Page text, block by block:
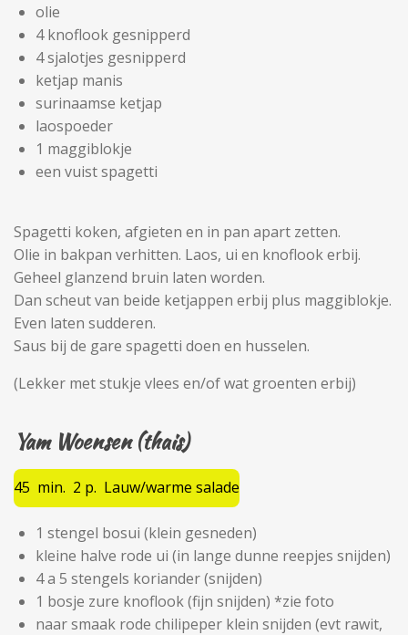
olie
4 knoflook gesnipperd
4 sjalotjes gesnipperd
ketjap manis
surinaamse ketjap
laospoeder
1 maggiblokje
een vuist spagetti
Spagetti koken, afgieten en in pan apart zetten.
Olie in bakpan verhitten. Laos, ui en knoflook erbij.
Geheel glanzend bruin laten worden.
Dan scheut van beide ketjappen erbij plus maggiblokje.
Even laten sudderen.
Saus bij de gare spagetti doen en husselen.
(Lekker met stukje vlees en/of wat groenten erbij)
Yam Woensen (thais)
45 min. 2 p. Lauw/warme salade
1 stengel bosui (klein gesneden)
kleine halve rode ui (in lange dunne reepjes snijden)
4 a 5 stengels koriander (snijden)
1 bosje zure knoflook (fijn snijden) *zie foto
naar smaak rode chilipeper klein snijden (evt rawit,